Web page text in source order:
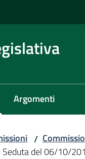
Argomenti
/
Seduta del 06/10/